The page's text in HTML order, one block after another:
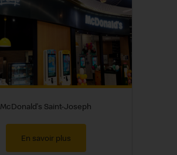
McDonald's Saint-Joseph
En savoir plus